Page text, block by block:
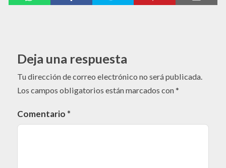
Deja una respuesta
Tu dirección de correo electrónico no será publicada.
Los campos obligatorios están marcados con*
Comentario *